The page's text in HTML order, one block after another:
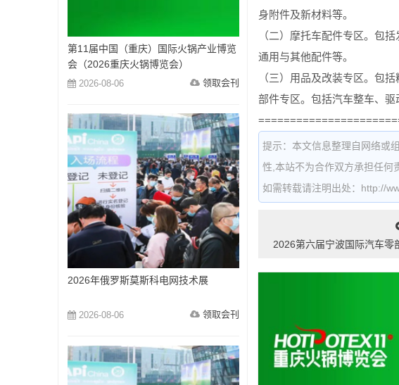
身附件及新材料等。
（二）摩托车配件专区。包
通用与其他配件等。
（三）用品及改装专区。包
部件专区。包括汽车整车、驱
提示：本文信息整理自网络或
性,本站不为合作双方承担任何
如需转载请注明出处：http://
2026第六届宁波国际汽车零
第11届中国（重庆）国际火锅产业博览
会（2026重庆火锅博览会）
2026-08-06 领取会刊
2026年俄罗斯莫斯科电网技术展
2026-08-06 领取会刊